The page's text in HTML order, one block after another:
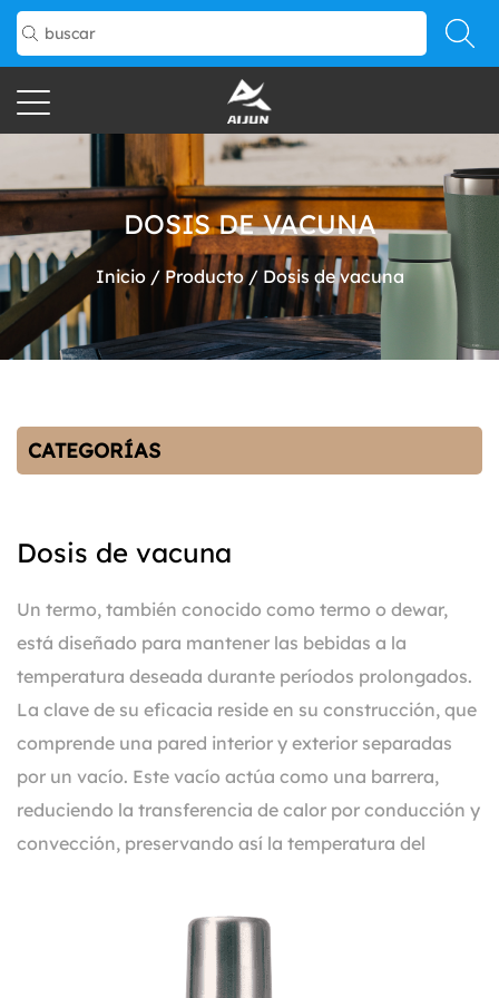
DOSIS DE VACUNA
Inicio/ Producto/ Dosis de vacuna
CATEGORÍAS
Dosis de vacuna
Un termo, también conocido como termo o dewar,
está diseñado para mantener las bebidas a la
temperatura deseada durante períodos prolongados.
La clave de su eficacia reside en su construcción, que
comprende una pared interior y exterior separadas
por un vacío. Este vacío actúa como una barrera,
reduciendo la transferencia de calor por conducción y
convección, preservando así la temperatura del
Retención de temperatura:
Una de las características de nuestro termo es su